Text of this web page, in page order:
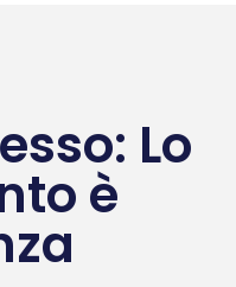
Lo
è